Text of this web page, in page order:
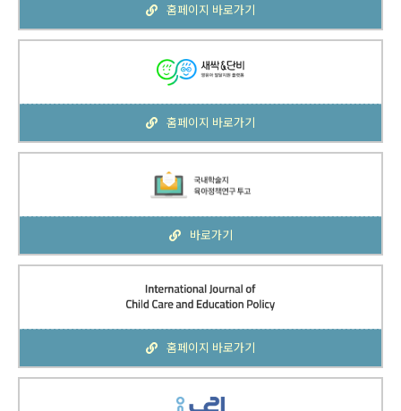
홈페이지 바로가기
홈페이지 바로가기
바로가기
홈페이지 바로가기